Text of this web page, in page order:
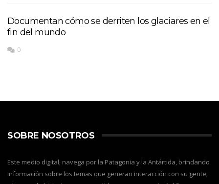
Documentan cómo se derriten los glaciares en el
fin del mundo
0
SOBRE NOSOTROS
Este medio digital, navega por la Patagonia y la Antártida, brindando
información sobre los temas que generan interacción con su gente,